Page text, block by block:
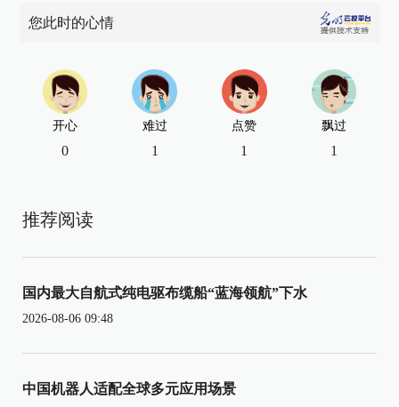
您此时的心情
开心
0
难过
1
点赞
1
飘过
1
推荐阅读
国内最大自航式纯电驱布缆船“蓝海领航”下水
2026-08-06 09:48
中国机器人适配全球多元应用场景